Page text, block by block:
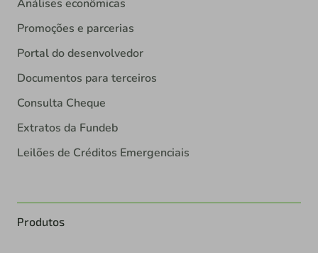
Análises econômicas
Promoções e parcerias
Portal do desenvolvedor
Documentos para terceiros
Consulta Cheque
Extratos da Fundeb
Leilões de Créditos Emergenciais
Produtos